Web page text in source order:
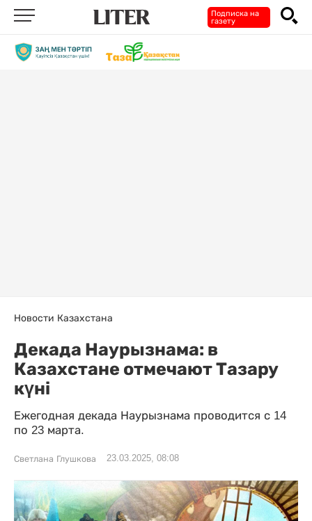
Подписка на
газету
Новости Казахстана
Декада Наурызнама: в
Казахстане отмечают Тазару
күні
Ежегодная декада Наурызнама проводится с 14
по 23 марта.
Светлана Глушкова 23.03.2025, 08:08